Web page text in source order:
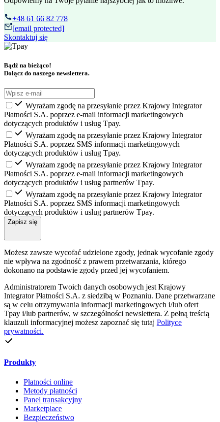
+48 61 66 82 778
[email protected]
Skontaktuj się
Bądź na bieżąco!
Dołącz do naszego newslettera.
Wyrażam zgodę na przesyłanie przez Krajowy Integrator
Płatności S.A. poprzez e-mail informacji marketingowych
dotyczących produktów i usług Tpay.
Wyrażam zgodę̨ na przesyłanie przez Krajowy Integrator
Płatności S.A. poprzez SMS informacji marketingowych
dotyczących produktów i usług Tpay.
Wyrażam zgodę na przesyłanie przez Krajowy Integrator
Płatności S.A. poprzez e-mail informacji marketingowych
dotyczących produktów i usług partnerów Tpay.
Wyrażam zgodę̨ na przesyłanie przez Krajowy Integrator
Płatności S.A. poprzez SMS informacji marketingowych
dotyczących produktów i usług partnerów Tpay.
Zapisz się
Możesz zawsze wycofać udzielone zgody, jednak wycofanie zgody
nie wpływa na zgodność z prawem przetwarzania, którego
dokonano na podstawie zgody przed jej wycofaniem.
Administratorem Twoich danych osobowych jest Krajowy
Integrator Płatności S.A. z siedzibą w Poznaniu. Dane przetwarzane
są w celu otrzymywania informacji marketingowych i/lub ofert
Tpay i/lub partnerów, w szczególności newslettera. Z pełną treścią
klauzuli informacyjnej możesz zapoznać się tutaj Polityce
prywatności.
Produkty
Płatności online
Metody płatności
Panel transakcyjny
Marketplace
Bezpieczeństwo